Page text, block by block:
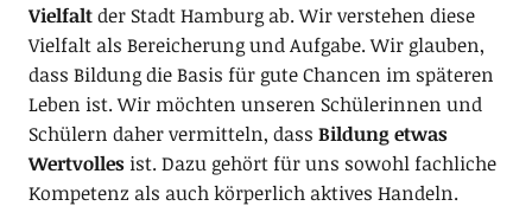
Vielfaltder Stadt Hamburg ab. Wir verstehen diese
Vielfalt als Bereicherung und Aufgabe. Wir glauben,
dass Bildung die Basis für gute Chancen im späteren
Leben ist. Wir möchten unseren Schülerinnen und
Schülern daher vermitteln, dass Bildung etwas
Wertvollesist. Dazu gehört für uns sowohl fachliche
Kompetenz als auch körperlich aktives Handeln.